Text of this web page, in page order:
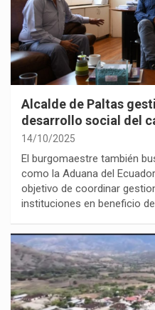
Alcalde de Paltas
desarrollo social del
14/10/2025
El burgomaestre también
como la Aduana del
objetivo de coordinar
instituciones en beneficio